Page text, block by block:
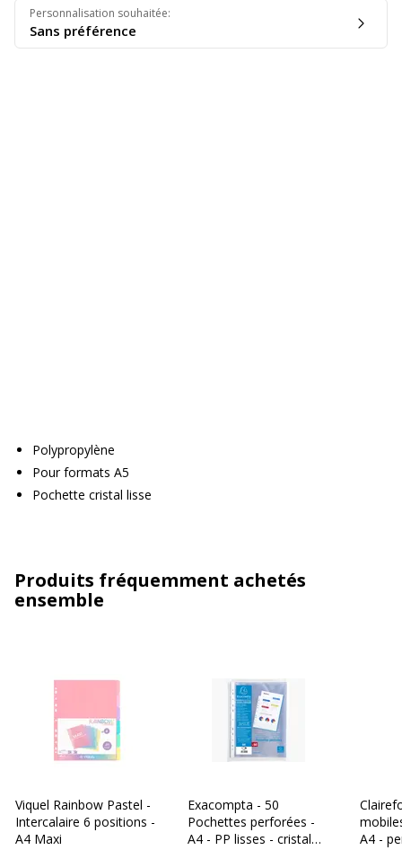
Personnalisation souhaitée:
Sans préférence
Polypropylène
Pour formats A5
Pochette cristal lisse
Produits fréquemment achetés
ensemble
Viquel Rainbow Pastel -
Intercalaire 6 positions -
A4 Maxi
Exacompta - 50
Pochettes perforées -
A4 - PP lisses - cristal
A4 -